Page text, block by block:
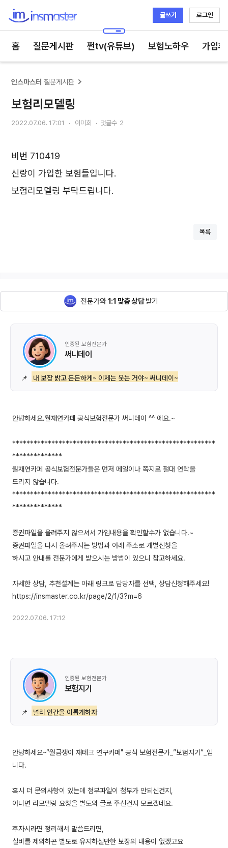
글쓰기 로그인
홈 질문게시판 쩐tv(유튜브) 보험노하우 가입
인스마스터 질문게시판
보험리모델링
2022.07.06. 17:01 이미희 댓글수 2
비번 710419
신랑이 가입한 보험들입니다.
보험리모델링 부탁드립니다.
목록
전문가와1:1 맞춤 상담받기
인증된 보험전문가
써니데이
📌 내 보장 밝고 든든하게~ 이제는 웃는 거야~ 써니데이~
안녕하세요.월재연카페 공식보험전문가 써니데이 ^^ 에요.~
*********************************************************
**************
월재연카페 공식보험전문가들은 먼저 메일이나 쪽지로 절대 연락을
드리지 않습니다.
*********************************************************
**************
증권파일을 올려주지 않으셔서 가입내용을 확인할수가 없습니다.~
증권파일을 다시 올려주시는 방법과 아래 주소로 개별신청을
하시고 안내를 전문가에게 받으시는 방법이 있으니 참고하세요.
자세한 상담, 추천설계는 아래 링크로 담당자를 선택, 상담신청해주세요!
2022.07.06. 17:12
인증된 보험전문가
보험지기
📌 널리 인간을 이롭게하자
안녕하세요~“월급쟁이 재테크 연구카페" 공식 보험전문가_”보험지기“_입
니다.
혹시 더 문의사항이 있는데 첨부파일이 첨부가 안되신건지,
아니면 리모델링 요청을 별도의 글로 주신건지 모르겠네요.
후자시라면 정리해서 말씀드리면,
실비를 제외하곤 별도로 유지하실만한 보장의 내용이 없겠고요